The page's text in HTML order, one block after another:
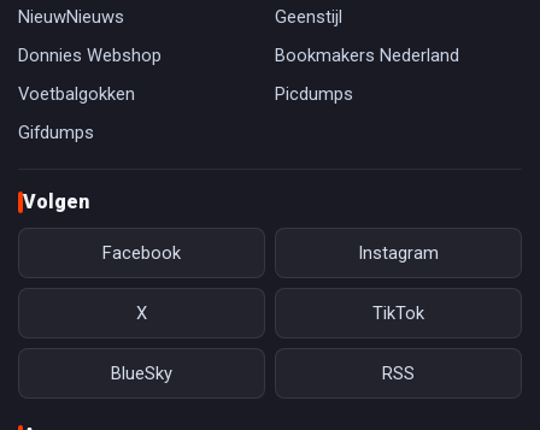
NieuwNieuws
Geenstijl
Donnies Webshop
Bookmakers Nederland
Voetbalgokken
Picdumps
Gifdumps
Volgen
Facebook Instagram
X TikTok
BlueSky RSS